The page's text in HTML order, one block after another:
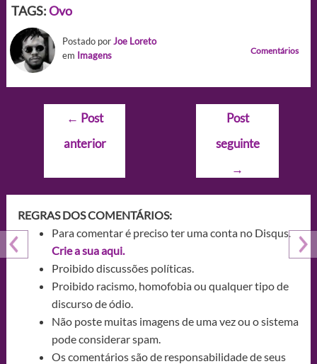
TAGS:Ovo
Postado porJoe Loreto
em Imagens Comentários
Navegação
Post
← Post
anterior
Post
seguinte
→
REGRAS DOS COMENTÁRIOS:
Para comentar é preciso ter uma conta no Disqus.
Crie a sua aqui.
Proibido discussões políticas.
Proibido racismo, homofobia ou qualquer tipo de
discurso de ódio.
Não poste muitas imagens de uma vez ou o sistema
pode considerar spam.
Os comentários são de responsabilidade de seus